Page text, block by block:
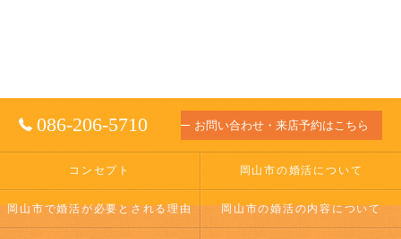
086-206-5710 お問い合わせ・来店予約はこちら
コンセプト 岡山市の婚活について
岡山市で婚活が必要とされる理由 岡山市の婚活の内容について